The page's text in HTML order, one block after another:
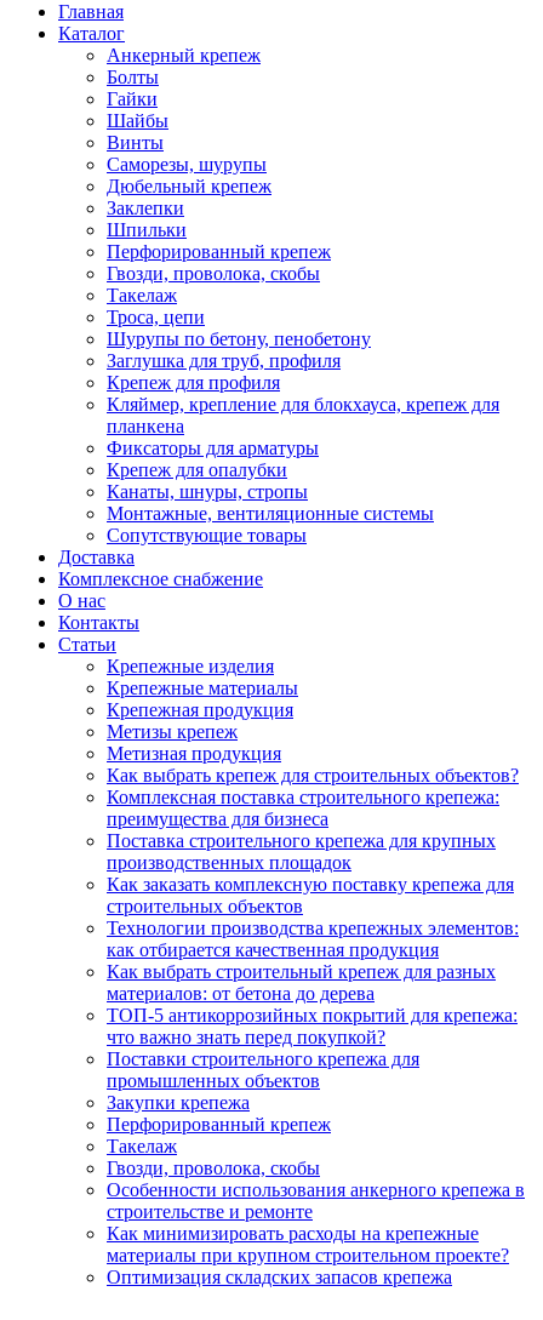
Главная
Каталог
Анкерный крепеж
Болты
Гайки
Шайбы
Винты
Саморезы, шурупы
Дюбельный крепеж
Заклепки
Шпильки
Перфорированный крепеж
Гвозди, проволока, скобы
Такелаж
Троса, цепи
Шурупы по бетону, пенобетону
Заглушка для труб, профиля
Крепеж для профиля
Кляймер, крепление для блокхауса, крепеж для
планкена
Фиксаторы для арматуры
Крепеж для опалубки
Канаты, шнуры, стропы
Монтажные, вентиляционные системы
Сопутствующие товары
Доставка
Комплексное снабжение
О нас
Контакты
Статьи
Крепежные изделия
Крепежные материалы
Крепежная продукция
Метизы крепеж
Метизная продукция
Как выбрать крепеж для строительных объектов?
Комплексная поставка строительного крепежа:
преимущества для бизнеса
Поставка строительного крепежа для крупных
производственных площадок
Как заказать комплексную поставку крепежа для
строительных объектов
Технологии производства крепежных элементов:
как отбирается качественная продукция
Как выбрать строительный крепеж для разных
материалов: от бетона до дерева
ТОП-5 антикоррозийных покрытий для крепежа:
что важно знать перед покупкой?
Поставки строительного крепежа для
промышленных объектов
Закупки крепежа
Перфорированный крепеж
Такелаж
Гвозди, проволока, скобы
Особенности использования анкерного крепежа в
строительстве и ремонте
Как минимизировать расходы на крепежные
материалы при крупном строительном проекте?
Оптимизация складских запасов крепежа